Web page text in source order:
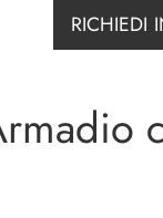
RICHIEDI